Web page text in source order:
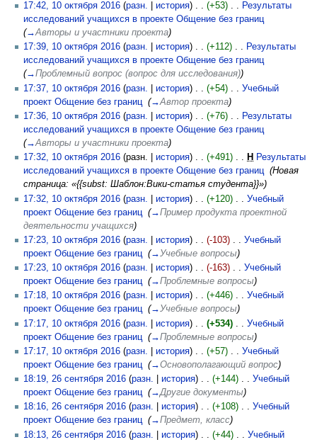
17:42, 10 октября 2016 (разн. история) (+53)
Результаты
исследований учащихся в проекте Общение без границ‎
(→Авторы и участники проекта)
17:39, 10 октября 2016 (разн. история) (+112)
Результаты
исследований учащихся в проекте Общение без границ‎
(→Проблемный вопрос (вопрос для исследования))
17:37, 10 октября 2016 (разн. история) (+54)
Учебный
проект Общение без границ (→Автор проекта)
17:36, 10 октября 2016 (разн. история) (+76)
Результаты
исследований учащихся в проекте Общение без границ‎
(→Авторы и участники проекта)
17:32, 10 октября 2016 (разн. | история) (+491) Н Результаты
исследований учащихся в проекте Общение без границ‎ (Новая
страница: «{{subst: Шаблон:Вики-статья студента}}»)
17:32, 10 октября 2016 (разн. история) (+120)
Учебный
проект Общение без границ (→Пример продукта проектной
деятельности учащихся)
17:23, 10 октября 2016 (разн. история) (-103)
Учебный
проект Общение без границ‎ (→Учебные вопросы)
17:23, 10 октября 2016 (разн. история) (-163)
Учебный
проект Общение без границ‎ (→Проблемные вопросы)
17:18, 10 октября 2016 (разн. история) (+446)
Учебный
проект Общение без границ‎ (→Учебные вопросы)
17:17, 10 октября 2016 (разн. история) (+534)
Учебный
проект Общение без границ (→Проблемные вопросы)
17:17, 10 октября 2016 (разн. история) (+57)
Учебный
проект Общение без границ‎ (→Основополагающий вопрос)
18:19, 26 сентября 2016 (разн. история) (+144)
Учебный
проект Общение без границ‎ (→Другие документы)
18:16, 26 сентября 2016 (разн. история) (+108)
Учебный
проект Общение без границ‎ (→Предмет, класс)
18:13, 26 сентября 2016 (разн. история) (+44)
Учебный